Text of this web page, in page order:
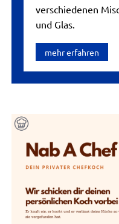
verschiedenen
und Glas.
mehr erfahren